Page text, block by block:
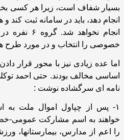
بسیار شفاف است، زیرا هر کسی
انجام دهد، باید در سامانه ثبت
انجام نخواهد شد. گروه ۶
نفره
خصوصی را انتخاب و در مورد طرح
نامه ای سرگشاده نوشت :
۱- پس از چپاول اموال ملت
خواهند به اسم مشارکت عمومی-
را اعم از مدارس، بیمارستانها،